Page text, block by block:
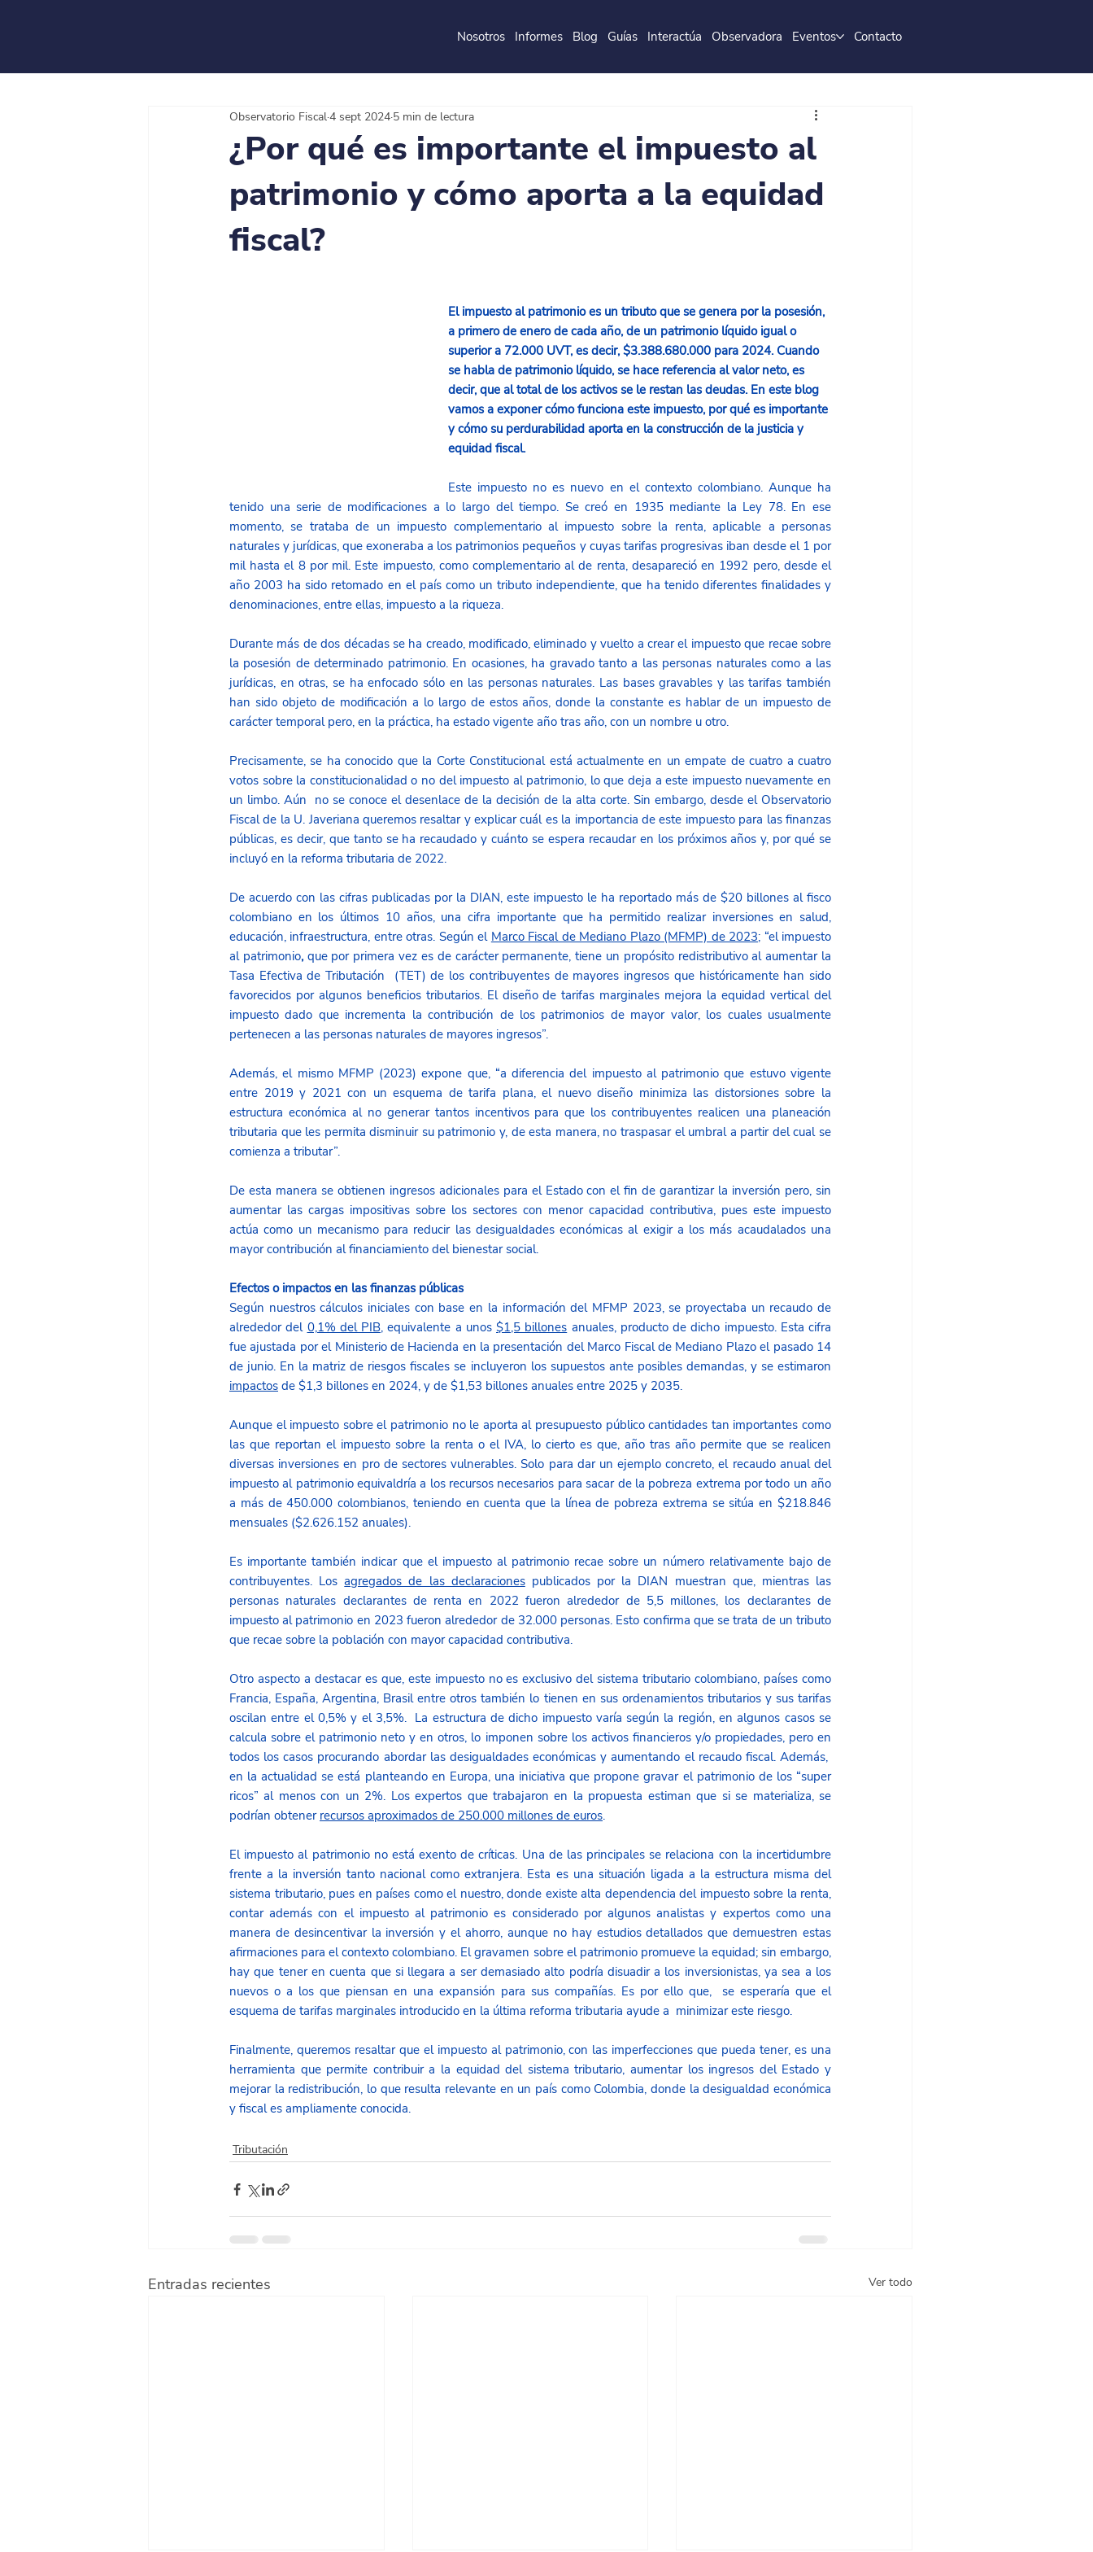
Nosotros Informes Blog Guías Interactúa Observadora Eventos Contacto
¿Por qué es importante el impuesto al
patrimonio y cómo aporta a la equidad
fiscal?
Observatorio Fiscal4 sept 2024 5 min de lectura
El impuesto al patrimonio es un tributo que se genera por la posesión,
a primero de enero de cada año, de un patrimonio líquido igual o
superior a 72.000 UVT, es decir, $3.388.680.000 para 2024. Cuando
se habla de patrimonio líquido, se hace referencia al valor neto, es
decir, que al total de los activos se le restan las deudas. En este blog
vamos a exponer cómo funciona este impuesto, por qué es importante
y cómo su perdurabilidad aporta en la construcción de la justicia y
equidad fiscal.
Este impuesto no es nuevo en el contexto colombiano. Aunque ha
tenido una serie de modificaciones a lo largo del tiempo. Se creó en 1935 mediante la Ley 78. En ese
momento, se trataba de un impuesto complementario al impuesto sobre la renta, aplicable a personas
naturales y jurídicas, que exoneraba a los patrimonios pequeños y cuyas tarifas progresivas iban desde el 1 por
mil hasta el 8 por mil. Este impuesto, como complementario al de renta, desapareció en 1992 pero, desde el
año 2003 ha sido retomado en el país como un tributo independiente, que ha tenido diferentes finalidades y
denominaciones, entre ellas, impuesto a la riqueza.
Durante más de dos décadas se ha creado, modificado, eliminado y vuelto a crear el impuesto que recae sobre
la posesión de determinado patrimonio. En ocasiones, ha gravado tanto a las personas naturales como a las
jurídicas, en otras, se ha enfocado sólo en las personas naturales. Las bases gravables y las tarifas también
han sido objeto de modificación a lo largo de estos años, donde la constante es hablar de un impuesto de
carácter temporal pero, en la práctica, ha estado vigente año tras año, con un nombre u otro.
Precisamente, se ha conocido que la Corte Constitucional está actualmente en un empate de cuatro a cuatro
votos sobre la constitucionalidad o no del impuesto al patrimonio, lo que deja a este impuesto nuevamente en
un limbo. Aún  no se conoce el desenlace de la decisión de la alta corte. Sin embargo, desde el Observatorio
Fiscal de la U. Javeriana queremos resaltar y explicar cuál es la importancia de este impuesto para las finanzas
públicas, es decir, que tanto se ha recaudado y cuánto se espera recaudar en los próximos años y, por qué se
incluyó en la reforma tributaria de 2022.
De acuerdo con las cifras publicadas por la DIAN, este impuesto le ha reportado más de $20 billones al fisco
colombiano en los últimos 10 años, una cifra importante que ha permitido realizar inversiones en salud,
educación, infraestructura, entre otras. Según el Marco Fiscal de Mediano Plazo (MFMP) de 2023; “el impuesto
al patrimonio, que por primera vez es de carácter permanente, tiene un propósito redistributivo al aumentar la
Tasa Efectiva de Tributación  (TET) de los contribuyentes de mayores ingresos que históricamente han sido
favorecidos por algunos beneficios tributarios. El diseño de tarifas marginales mejora la equidad vertical del
impuesto dado que incrementa la contribución de los patrimonios de mayor valor, los cuales usualmente
pertenecen a las personas naturales de mayores ingresos”.
Además, el mismo MFMP (2023) expone que, “a diferencia del impuesto al patrimonio que estuvo vigente
entre 2019 y 2021 con un esquema de tarifa plana, el nuevo diseño minimiza las distorsiones sobre la
estructura económica al no generar tantos incentivos para que los contribuyentes realicen una planeación
tributaria que les permita disminuir su patrimonio y, de esta manera, no traspasar el umbral a partir del cual se
comienza a tributar”.
De esta manera se obtienen ingresos adicionales para el Estado con el fin de garantizar la inversión pero, sin
aumentar las cargas impositivas sobre los sectores con menor capacidad contributiva, pues este impuesto
actúa como un mecanismo para reducir las desigualdades económicas al exigir a los más acaudalados una
mayor contribución al financiamiento del bienestar social.
Efectos o impactos en las finanzas públicas
Según nuestros cálculos iniciales con base en la información del MFMP 2023, se proyectaba un recaudo de
alrededor del 0,1% del PIB, equivalente a unos $1,5 billones anuales, producto de dicho impuesto. Esta cifra
fue ajustada por el Ministerio de Hacienda en la presentación del Marco Fiscal de Mediano Plazo el pasado 14
impactos de $1,3 billones en 2024, y de $1,53 billones anuales entre 2025 y 2035.
Aunque el impuesto sobre el patrimonio no le aporta al presupuesto público cantidades tan importantes como
las que reportan el impuesto sobre la renta o el IVA, lo cierto es que, año tras año permite que se realicen
diversas inversiones en pro de sectores vulnerables. Solo para dar un ejemplo concreto, el recaudo anual del
impuesto al patrimonio equivaldría a los recursos necesarios para sacar de la pobreza extrema por todo un año
a más de 450.000 colombianos, teniendo en cuenta que la línea de pobreza extrema se sitúa en $218.846
mensuales ($2.626.152 anuales).
Es importante también indicar que el impuesto al patrimonio recae sobre un número relativamente bajo de
contribuyentes. Los agregados de las declaraciones publicados por la DIAN muestran que, mientras las
personas naturales declarantes de renta en 2022 fueron alrededor de 5,5 millones, los declarantes de
impuesto al patrimonio en 2023 fueron alrededor de 32.000 personas. Esto confirma que se trata de un tributo
que recae sobre la población con mayor capacidad contributiva.
Otro aspecto a destacar es que, este impuesto no es exclusivo del sistema tributario colombiano, países como
Francia, España, Argentina, Brasil entre otros también lo tienen en sus ordenamientos tributarios y sus tarifas
oscilan entre el 0,5% y el 3,5%.  La estructura de dicho impuesto varía según la región, en algunos casos se
calcula sobre el patrimonio neto y en otros, lo imponen sobre los activos financieros y/o propiedades, pero en
todos los casos procurando abordar las desigualdades económicas y aumentando el recaudo fiscal. Además,
en la actualidad se está planteando en Europa, una iniciativa que propone gravar el patrimonio de los “super
ricos” al menos con un 2%. Los expertos que trabajaron en la propuesta estiman que si se materializa, se
podrían obtener recursos aproximados de 250.000 millones de euros.
El impuesto al patrimonio no está exento de críticas. Una de las principales se relaciona con la incertidumbre
frente a la inversión tanto nacional como extranjera. Esta es una situación ligada a la estructura misma del
sistema tributario, pues en países como el nuestro, donde existe alta dependencia del impuesto sobre la renta,
contar además con el impuesto al patrimonio es considerado por algunos analistas y expertos como una
manera de desincentivar la inversión y el ahorro, aunque no hay estudios detallados que demuestren estas
afirmaciones para el contexto colombiano. El gravamen sobre el patrimonio promueve la equidad; sin embargo,
hay que tener en cuenta que si llegara a ser demasiado alto podría disuadir a los inversionistas, ya sea a los
nuevos o a los que piensan en una expansión para sus compañías. Es por ello que,  se esperaría que el
esquema de tarifas marginales introducido en la última reforma tributaria ayude a  minimizar este riesgo.
Finalmente, queremos resaltar que el impuesto al patrimonio, con las imperfecciones que pueda tener, es una
herramienta que permite contribuir a la equidad del sistema tributario, aumentar los ingresos del Estado y
mejorar la redistribución, lo que resulta relevante en un país como Colombia, donde la desigualdad económica
y fiscal es ampliamente conocida.
Tributación
Entradas recientes Ver todo